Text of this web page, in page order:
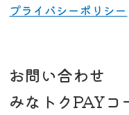
お問い合わせ
みなトクPAYコ
プライバシーポリシー